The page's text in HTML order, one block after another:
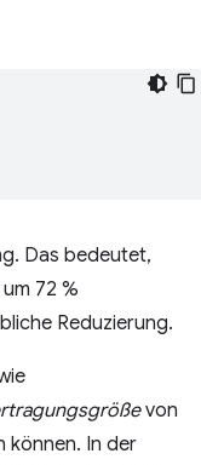
Das bedeutet,
72 %
Reduzierung.
von
können. In der